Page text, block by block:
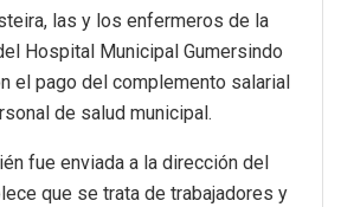
las y los enfermeros de la
Hospital Municipal Gumersindo
el pago del complemento salarial
de salud municipal.
fue enviada a la dirección del
que se trata de trabajadores y